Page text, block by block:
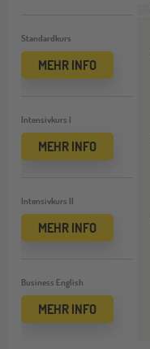
Standardkurs
MEHR INFO
Intensivkurs I
MEHR INFO
Intensivkurs II
MEHR INFO
Business English
MEHR INFO